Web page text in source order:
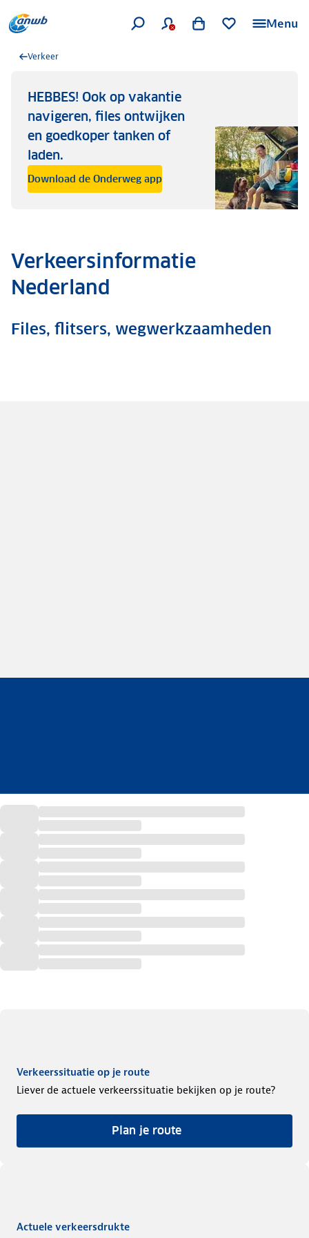
Menu
Verkeer
HEBBES! Ook op vakantie
navigeren, files ontwijken
en goedkoper tanken of
laden.
Download de Onderweg app
Verkeersinformatie
Nederland
Files, flitsers, wegwerkzaamheden
Verkeerssituatie op je route
Liever de actuele verkeerssituatie bekijken op je route?
Plan je route
Actuele verkeersdrukte